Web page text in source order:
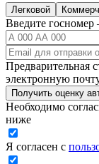
Легковой
Введите госномер
Предварительная
электронную
Получить оценку
Необходимо
ниже
Я согласен с